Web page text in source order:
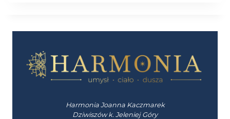
Harmonia Joanna Kaczmarek
Dziwiszów k. Jeleniej Góry